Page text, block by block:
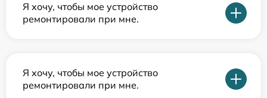
Я хочу, чтобы мое устройство
ремонтировали при мне.
Я хочу, чтобы мое устройство
ремонтировали при мне.